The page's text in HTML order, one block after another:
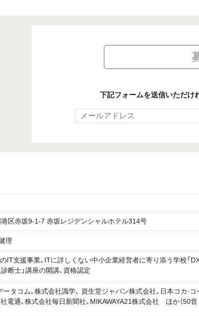
下記フォームを送信いただけ
区赤坂9-1-7 赤坂レジデンシャルホテル314号
理
IT支援事業、ITに詳しくない中小企業経営者に寄り添う学校「
診断士」講座の開講、資格認定
タコム、株式会社識学、 資生堂ジャパン株式会社、日本コカ·コ
電通、株式会社毎日新聞社、MIKAWAYA21株式会社 ほか（50音